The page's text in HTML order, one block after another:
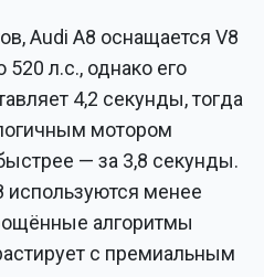
Audi A8 оснащается V8
л.с., однако его
4,2 секунды, тогда
мотором
— за 3,8 секунды.
используются менее
алгоритмы
с премиальным